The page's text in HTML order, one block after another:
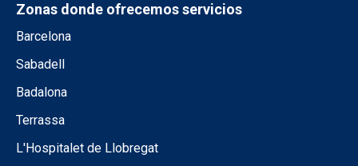
Zonas donde ofrecemos servicios
Barcelona
Sabadell
Badalona
Terrassa
L'Hospitalet de Llobregat